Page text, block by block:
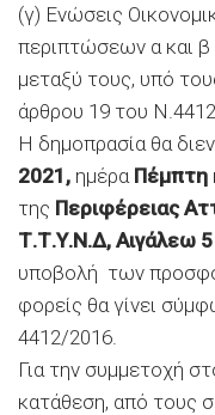
(γ) Ενώσεις
περιπτώσεων α και
μεταξύ τους, υπό
άρθρου 19 του
Η δημοπρασία θα
2021, ημέρα Πέμπτη
της Περιφέρειας
Τ.Τ.Υ.Ν.Δ, Αιγάλεω
υποβολή των
φορείς θα γίνει
4412/2016.
Για την συμμετοχή
κατάθεση, από τους